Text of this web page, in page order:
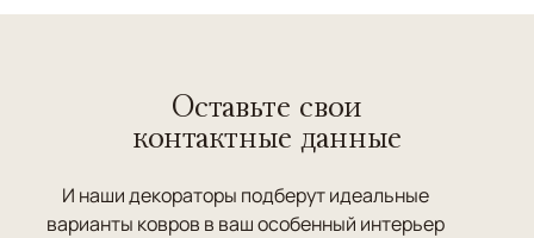
Оставьте свои
контактные данные
И наши декораторы подберут идеальные
варианты ковров в ваш особенный интерьер